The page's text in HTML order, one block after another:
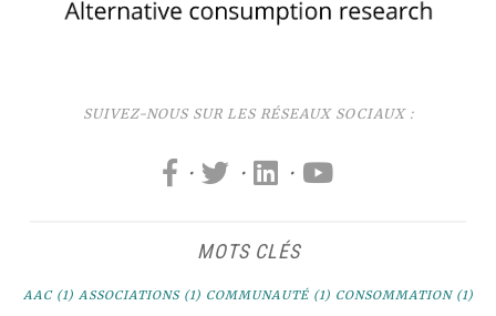
SUIVEZ-NOUS SUR LES RÉSEAUX SOCIAUX :
· · ·
MOTS CLÉS
AAC(1) ASSOCIATIONS(1) COMMUNAUTÉ(1) CONSOMMATION(1)